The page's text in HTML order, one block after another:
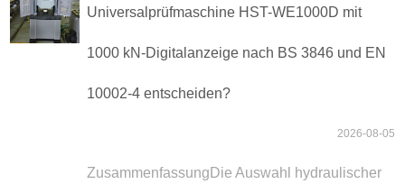
Universalprüfmaschine HST-WE1000D mit
1000 kN-Digitalanzeige nach BS 3846 und EN
10002-4 entscheiden?
2026-08-05
ZusammenfassungDie Auswahl hydraulischer